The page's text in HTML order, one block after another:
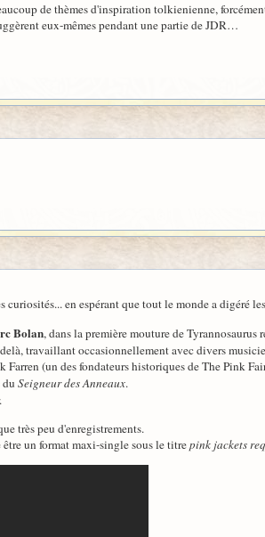
de thèmes d'inspiration tolkienienne,
eux-mêmes pendant une partie de JDR…
en espérant que tout le monde a digéré
Bolan, dans la première mouture de Tyrannosaurus
travaillant occasionnellement avec divers
(un des fondateurs historiques de The Pink
Seigneur des Anneaux.
très peu d'enregistrements.
être un format maxi-single sous le titrepink jackets